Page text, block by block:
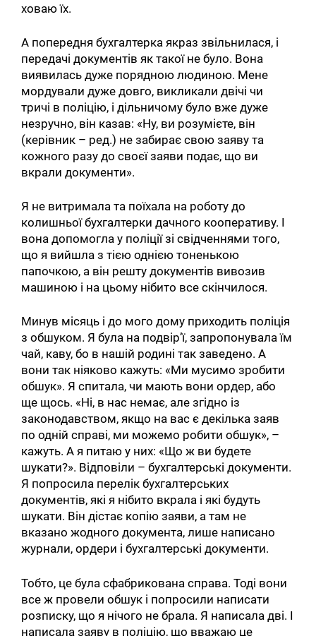
ховаю їх.
А попередня бухгалтерка якраз звільнилася, і
передачі документів як такої не було. Вона
виявилась дуже порядною людиною. Мене
мордували дуже довго, викликали двічі чи
тричі в поліцію, і дільничому було вже дуже
незручно, він казав: «Ну, ви розумієте, він
(керівник – ред.) не забирає свою заяву та
кожного разу до своєї заяви подає, що ви
вкрали документи».
Я не витримала та поїхала на роботу до
колишньої бухгалтерки дачного кооперативу. І
вона допомогла у поліції зі свідченнями того,
що я вийшла з тією однією тоненькою
папочкою, а він решту документів вивозив
машиною і на цьому нібито все скінчилося.
Минув місяць і до мого дому приходить поліція
з обшуком. Я була на подвір’ї, запропонувала їм
чай, каву, бо в нашій родині так заведено. А
вони так ніяково кажуть: «Ми мусимо зробити
обшук». Я спитала, чи мають вони ордер, або
ще щось. «Ні, в нас немає, але згідно із
законодавством, якщо на вас є декілька заяв
по одній справі, ми можемо робити обшук», –
кажуть. А я питаю у них: «Що ж ви будете
шукати?». Відповіли – бухгалтерські документи.
Я попросила перелік бухгалтерських
документів, які я нібито вкрала і які будуть
шукати. Він дістає копію заяви, а там не
вказано жодного документа, лише написано
журнали, ордери і бухгалтерські документи.
Тобто, це була сфабрикована справа. Тоді вони
все ж провели обшук і попросили написати
розписку, що я нічого не брала. Я написала дві. І
написала заяву в поліцію, що вважаю це